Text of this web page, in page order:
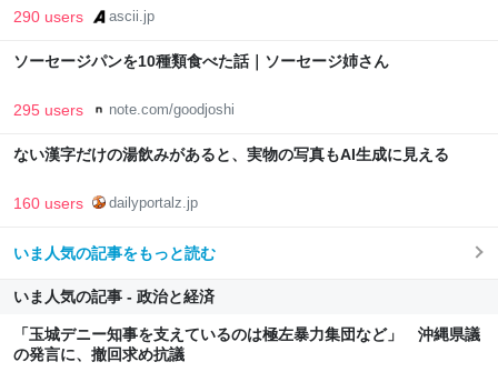
290 users ascii.jp
ソーセージパンを10種類食べた話｜ソーセージ姉さん
295 users note.com/goodjoshi
ない漢字だけの湯飲みがあると、実物の写真もAI生成に見える
160 users dailyportalz.jp
いま人気の記事をもっと読む
いま人気の記事 - 政治と経済
「玉城デニー知事を支えているのは極左暴力集団など」 沖縄県議
の発言に、撤回求め抗議